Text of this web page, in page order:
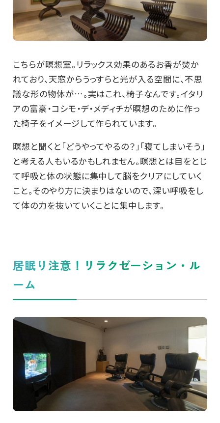
こちらが瞑想室。リラックス効果のあるお香が焚か
れており、天窓からうっすらと光が入る空間に、不思
議な形の物体が…。実はこれ、椅子なんです。イタリ
アの富豪・コシモ・デ・メディチが瞑想のために作っ
た椅子をイメージして作られています。
瞑想と聞くと「どうやってやるの？」「寝てしまいそう」
と考える人もいるかもしれません。瞑想とは目をとじ
て呼吸と体の状態に集中して脳をクリアにしていく
こと。そのやり方に決まりはないので、深い呼吸をし
て体の力を抜いていくことに集中します。
居眠り注意！リラクゼーション・ル
ーム